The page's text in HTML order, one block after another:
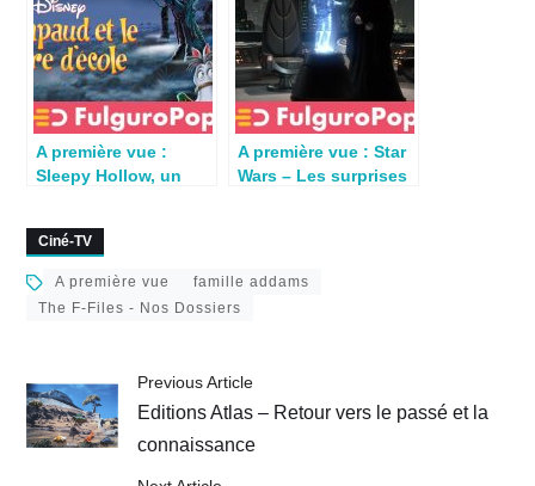
A première vue :
Sleepy Hollow, un
A première vue : Star
Wars – Les surprises
Ciné-TV
A première vue
famille addams
The F-Files - Nos Dossiers
Previous Article
Editions Atlas – Retour vers le passé et la
connaissance